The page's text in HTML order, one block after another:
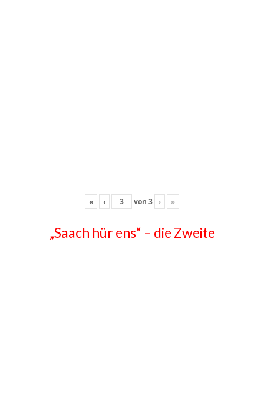
« ‹ von 3 › »
„Saach hür ens“ – die Zweite